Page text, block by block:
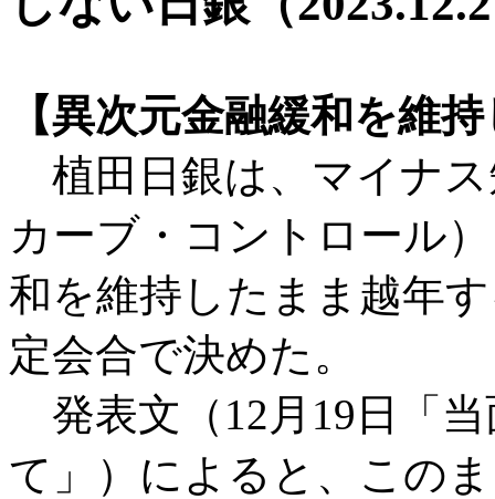
【異次元金融緩和を維
植田日銀は、マイナス
カーブ・コントロール
和を維持したまま越年
定会合で決めた。
発表文（12月19日「
て」）によると、この